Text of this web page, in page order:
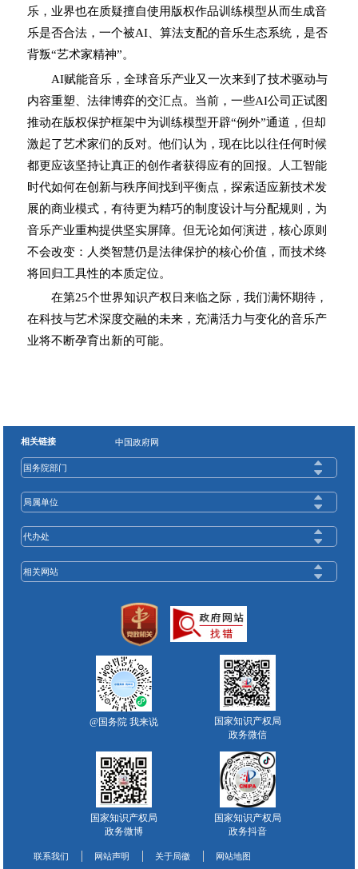
乐，业界也在质疑擅自使用版权作品训练模型从而生成音
乐是否合法，一个被AI、算法支配的音乐生态系统，是否
背叛“艺术家精神”。
AI赋能音乐，全球音乐产业又一次来到了技术驱动与
内容重塑、法律博弈的交汇点。当前，一些AI公司正试图
推动在版权保护框架中为训练模型开辟“例外”通道，但却
激起了艺术家们的反对。他们认为，现在比以往任何时候
都更应该坚持让真正的创作者获得应有的回报。人工智能
时代如何在创新与秩序间找到平衡点，探索适应新技术发
展的商业模式，有待更为精巧的制度设计与分配规则，为
音乐产业重构提供坚实屏障。但无论如何演进，核心原则
不会改变：人类智慧仍是法律保护的核心价值，而技术终
将回归工具性的本质定位。
在第25个世界知识产权日来临之际，我们满怀期待，
在科技与艺术深度交融的未来，充满活力与变化的音乐产
业将不断孕育出新的可能。
相关链接 中国政府网
国务院部门
局属单位
代办处
相关网站
@国务院 我来说
国家知识产权局
政务微信
国家知识产权局
政务微博
国家知识产权局
政务抖音
联系我们 网站声明 关于局徽 网站地图